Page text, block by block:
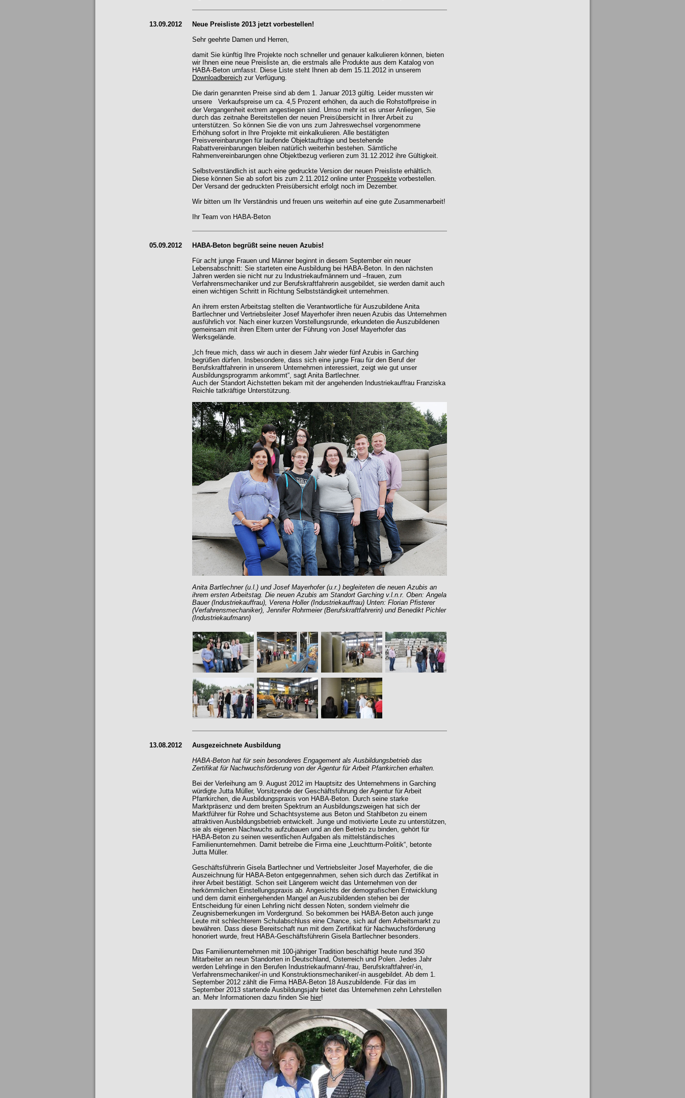
13.09.2012
Neue Preisliste 2013 jetzt vorbestellen!
Sehr geehrte Damen und Herren,
damit Sie künftig Ihre Projekte noch schneller und genauer kalkulieren können, bieten
wir Ihnen eine neue Preisliste an, die erstmals alle Produkte aus dem Katalog von
HABA-Beton umfasst. Diese Liste steht Ihnen ab dem 15.11.2012 in unserem
Downloadbereich zur Verfügung.
Die darin genannten Preise sind ab dem 1. Januar 2013 gültig. Leider mussten wir
unsere Verkaufspreise um ca. 4,5 Prozent erhöhen, da auch die Rohstoffpreise in
der Vergangenheit extrem angestiegen sind. Umso mehr ist es unser Anliegen, Sie
durch das zeitnahe Bereitstellen der neuen Preisübersicht in Ihrer Arbeit zu
unterstützen. So können Sie die von uns zum Jahreswechsel vorgenommene
Erhöhung sofort in Ihre Projekte mit einkalkulieren. Alle bestätigten
Preisvereinbarungen für laufende Objektaufträge und bestehende
Rabattvereinbarungen bleiben natürlich weiterhin bestehen. Sämtliche
Rahmenvereinbarungen ohne Objektbezug verlieren zum 31.12.2012 ihre Gültigkeit.
Selbstverständlich ist auch eine gedruckte Version der neuen Preisliste erhältlich.
Diese können Sie ab sofort bis zum 2.11.2012 online unter Prospekte vorbestellen.
Der Versand der gedruckten Preisübersicht erfolgt noch im Dezember.
Wir bitten um Ihr Verständnis und freuen uns weiterhin auf eine gute Zusammenarbeit!
Ihr Team von HABA-Beton
05.09.2012
HABA-Beton begrüßt seine neuen Azubis!
Für acht junge Frauen und Männer beginnt in diesem September ein neuer
Lebensabschnitt: Sie starteten eine Ausbildung bei HABA-Beton. In den nächsten
Jahren werden sie nicht nur zu Industriekaufmännern und –frauen, zum
Verfahrensmechaniker und zur Berufskraftfahrerin ausgebildet, sie werden damit auch
einen wichtigen Schritt in Richtung Selbstständigkeit unternehmen.
An ihrem ersten Arbeitstag stellten die Verantwortliche für Auszubildene Anita
Bartlechner und Vertriebsleiter Josef Mayerhofer ihren neuen Azubis das Unternehmen
ausführlich vor. Nach einer kurzen Vorstellungsrunde, erkundeten die Auszubildenen
gemeinsam mit ihren Eltern unter der Führung von Josef Mayerhofer das
Werksgelände.
„Ich freue mich, dass wir auch in diesem Jahr wieder fünf Azubis in Garching
begrüßen dürfen. Insbesondere, dass sich eine junge Frau für den Beruf der
Berufskraftfahrerin in unserem Unternehmen interessiert, zeigt wie gut unser
Ausbildungsprogramm ankommt“, sagt Anita Bartlechner.
Auch der Standort Aichstetten bekam mit der angehenden Industriekauffrau Franziska
Reichle tatkräftige Unterstützung.
Anita Bartlechner (u.l.) und Josef Mayerhofer (u.r.) begleiteten die neuen Azubis an
ihrem ersten Arbeitstag. Die neuen Azubis am Standort Garching v.l.n.r. Oben: Angela
Bauer (Industriekauffrau), Verena Holler (Industriekauffrau) Unten: Florian Pfisterer
(Verfahrensmechaniker), Jennifer Rohrmeier (Berufskraftfahrerin) und Benedikt Pichler
(Industriekaufmann)
13.08.2012
Ausgezeichnete Ausbildung
HABA-Beton hat für sein besonderes Engagement als Ausbildungsbetrieb das
Zertifikat für Nachwuchsförderung von der Agentur für Arbeit Pfarrkirchen erhalten.
Bei der Verleihung am 9. August 2012 im Hauptsitz des Unternehmens in Garching
würdigte Jutta Müller, Vorsitzende der Geschäftsführung der Agentur für Arbeit
Pfarrkirchen, die Ausbildungspraxis von HABA-Beton. Durch seine starke
Marktpräsenz und dem breiten Spektrum an Ausbildungszweigen hat sich der
Marktführer für Rohre und Schachtsysteme aus Beton und Stahlbeton zu einem
attraktiven Ausbildungsbetrieb entwickelt. Junge und motivierte Leute zu unterstützen,
sie als eigenen Nachwuchs aufzubauen und an den Betrieb zu binden, gehört für
HABA-Beton zu seinen wesentlichen Aufgaben als mittelständisches
Familienunternehmen. Damit betreibe die Firma eine „Leuchtturm-Politik“, betonte
Jutta Müller.
Geschäftsführerin Gisela Bartlechner und Vertriebsleiter Josef Mayerhofer, die die
Auszeichnung für HABA-Beton entgegennahmen, sehen sich durch das Zertifikat in
ihrer Arbeit bestätigt. Schon seit Längerem weicht das Unternehmen von der
herkömmlichen Einstellungspraxis ab. Angesichts der demografischen Entwicklung
und dem damit einhergehenden Mangel an Auszubildenden stehen bei der
Entscheidung für einen Lehrling nicht dessen Noten, sondern vielmehr die
Zeugnisbemerkungen im Vordergrund. So bekommen bei HABA-Beton auch junge
Leute mit schlechterem Schulabschluss eine Chance, sich auf dem Arbeitsmarkt zu
bewähren. Dass diese Bereitschaft nun mit dem Zertifikat für Nachwuchsförderung
honoriert wurde, freut HABA-Geschäftsführerin Gisela Bartlechner besonders.
Das Familienunternehmen mit 100-jähriger Tradition beschäftigt heute rund 350
Mitarbeiter an neun Standorten in Deutschland, Österreich und Polen. Jedes Jahr
werden Lehrlinge in den Berufen Industriekaufmann/-frau, Berufskraftfahrer/-in,
Verfahrensmechaniker/-in und Konstruktionsmechaniker/-in ausgebildet. Ab dem 1.
September 2012 zählt die Firma HABA-Beton 18 Auszubildende. Für das im
September 2013 startende Ausbildungsjahr bietet das Unternehmen zehn Lehrstellen
an. Mehr Informationen dazu finden Sie hier!